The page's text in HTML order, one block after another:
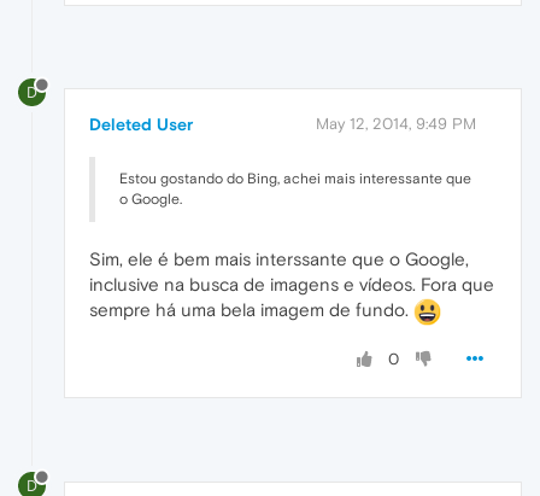
D
Deleted User May 12, 2014, 9:49 PM
Estou gostando do Bing, achei mais interessante que
o Google.
Sim, ele é bem mais interssante que o Google,
inclusive na busca de imagens e vídeos. Fora que
sempre há uma bela imagem de fundo.
0
D